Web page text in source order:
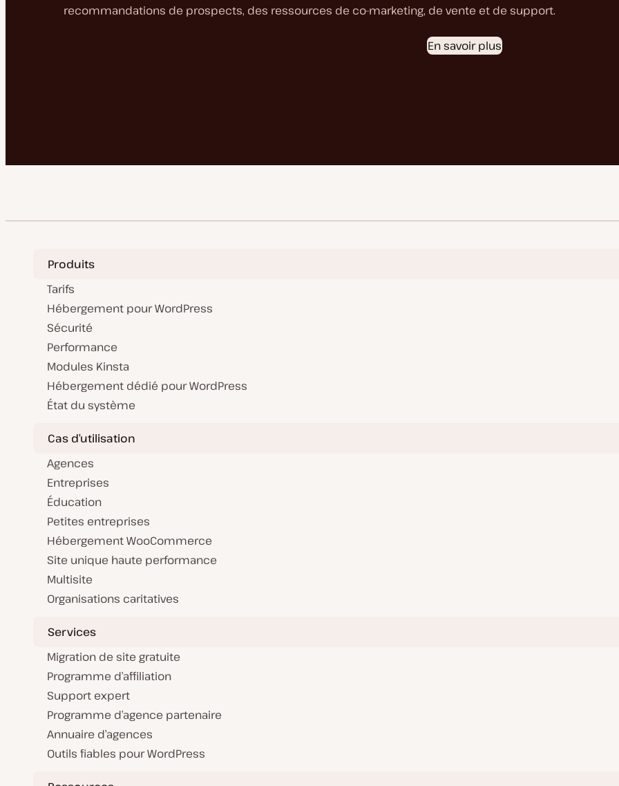
recommandations de prospects, des ressources de co-marketing, de vente et de support.
En savoir plus
Produits
Tarifs
Hébergement pour WordPress
Sécurité
Performance
Modules Kinsta
Hébergement dédié pour WordPress
État du système
Cas d’utilisation
Agences
Entreprises
Éducation
Petites entreprises
Hébergement WooCommerce
Site unique haute performance
Multisite
Organisations caritatives
Services
Migration de site gratuite
Programme d’affiliation
Support expert
Programme d’agence partenaire
Annuaire d’agences
Outils fiables pour WordPress